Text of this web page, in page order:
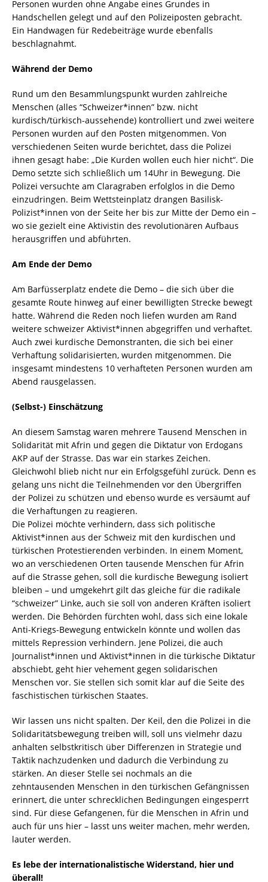
Personen wurden ohne Angabe eines Grundes in
Handschellen gelegt und auf den Polizeiposten gebracht.
Ein Handwagen für Redebeiträge wurde ebenfalls
beschlagnahmt.
Während der Demo
Rund um den Besammlungspunkt wurden zahlreiche
Menschen (alles “Schweizer*innen” bzw. nicht
kurdisch/türkisch-aussehende) kontrolliert und zwei weitere
Personen wurden auf den Posten mitgenommen. Von
verschiedenen Seiten wurde berichtet, dass die Polizei
ihnen gesagt habe: „Die Kurden wollen euch hier nicht“. Die
Demo setzte sich schließlich um 14Uhr in Bewegung. Die
Polizei versuchte am Claragraben erfolglos in die Demo
einzudringen. Beim Wettsteinplatz drangen Basilisk-
Polizist*innen von der Seite her bis zur Mitte der Demo ein –
wo sie gezielt eine Aktivistin des revolutionären Aufbaus
herausgriffen und abführten.
Am Ende der Demo
Am Barfüsserplatz endete die Demo – die sich über die
gesamte Route hinweg auf einer bewilligten Strecke bewegt
hatte. Während die Reden noch liefen wurden am Rand
weitere schweizer Aktivist*innen abgegriffen und verhaftet.
Auch zwei kurdische Demonstranten, die sich bei einer
Verhaftung solidarisierten, wurden mitgenommen. Die
insgesamt mindestens 10 verhafteten Personen wurden am
Abend rausgelassen.
(Selbst-) Einschätzung
An diesem Samstag waren mehrere Tausend Menschen in
Solidarität mit Afrin und gegen die Diktatur von Erdogans
AKP auf der Strasse. Das war ein starkes Zeichen.
Gleichwohl blieb nicht nur ein Erfolgsgefühl zurück. Denn es
gelang uns nicht die Teilnehmenden vor den Übergriffen
der Polizei zu schützen und ebenso wurde es versäumt auf
die Verhaftungen zu reagieren.
Die Polizei möchte verhindern, dass sich politische
Aktivist*innen aus der Schweiz mit den kurdischen und
türkischen Protestierenden verbinden. In einem Moment,
wo an verschiedenen Orten tausende Menschen für Afrin
auf die Strasse gehen, soll die kurdische Bewegung isoliert
bleiben – und umgekehrt gilt das gleiche für die radikale
“schweizer” Linke, auch sie soll von anderen Kräften isoliert
werden. Die Behörden fürchten wohl, dass sich eine lokale
Anti-Kriegs-Bewegung entwickeln könnte und wollen das
mittels Repression verhindern. Jene Polizei, die auch
Journalist*innen und Aktivist*innen in die türkische Diktatur
abschiebt, geht hier vehement gegen solidarischen
Menschen vor. Sie stellen sich somit klar auf die Seite des
faschistischen türkischen Staates.
Wir lassen uns nicht spalten. Der Keil, den die Polizei in die
Solidaritätsbewegung treiben will, soll uns vielmehr dazu
anhalten selbstkritisch über Differenzen in Strategie und
Taktik nachzudenken und dadurch die Verbindung zu
stärken. An dieser Stelle sei nochmals an die
zehntausenden Menschen in den türkischen Gefängnissen
erinnert, die unter schrecklichen Bedingungen eingesperrt
sind. Für diese Gefangenen, für die Menschen in Afrin und
auch für uns hier – lasst uns weiter machen, mehr werden,
lauter werden.
Es lebe der internationalistische Widerstand, hier und
überall!